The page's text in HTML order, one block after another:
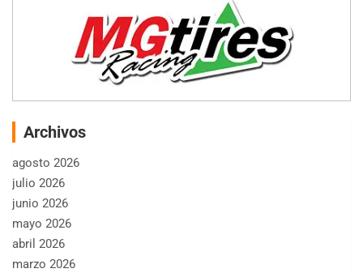
Archivos
agosto 2026
julio 2026
junio 2026
mayo 2026
abril 2026
marzo 2026